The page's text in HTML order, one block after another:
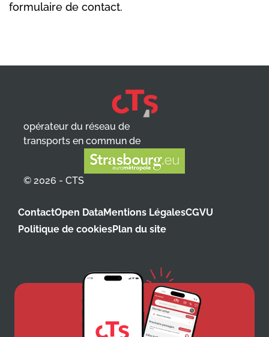
formulaire de contact.
opérateur du réseau de
transports en commun de
© 2026 - CTS
ContactOpen DataMentions LégalesCGVU
Politique de cookiesPlan du site